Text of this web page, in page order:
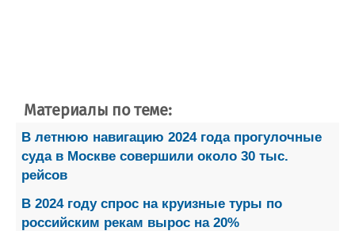
Материалы по теме:
В летнюю навигацию 2024 года прогулочные
суда в Москве совершили около 30 тыс.
рейсов
В 2024 году спрос на круизные туры по
российским рекам вырос на 20%